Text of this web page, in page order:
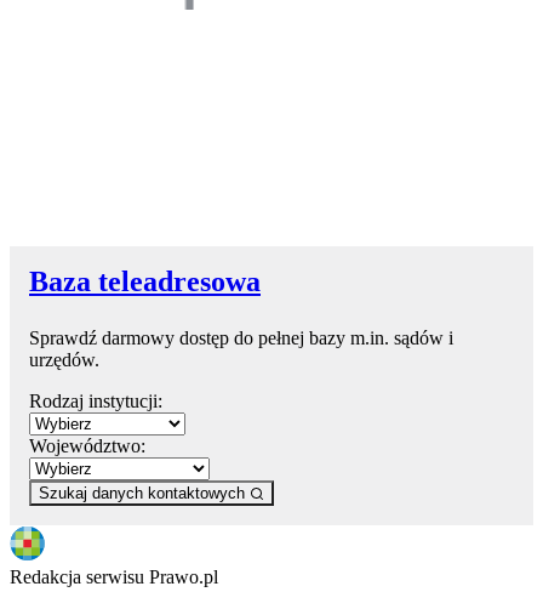
Baza teleadresowa
Sprawdź darmowy dostęp do pełnej bazy m.in. sądów i
urzędów.
Rodzaj instytucji:
Województwo:
Szukaj danych kontaktowych
Redakcja serwisu Prawo.pl